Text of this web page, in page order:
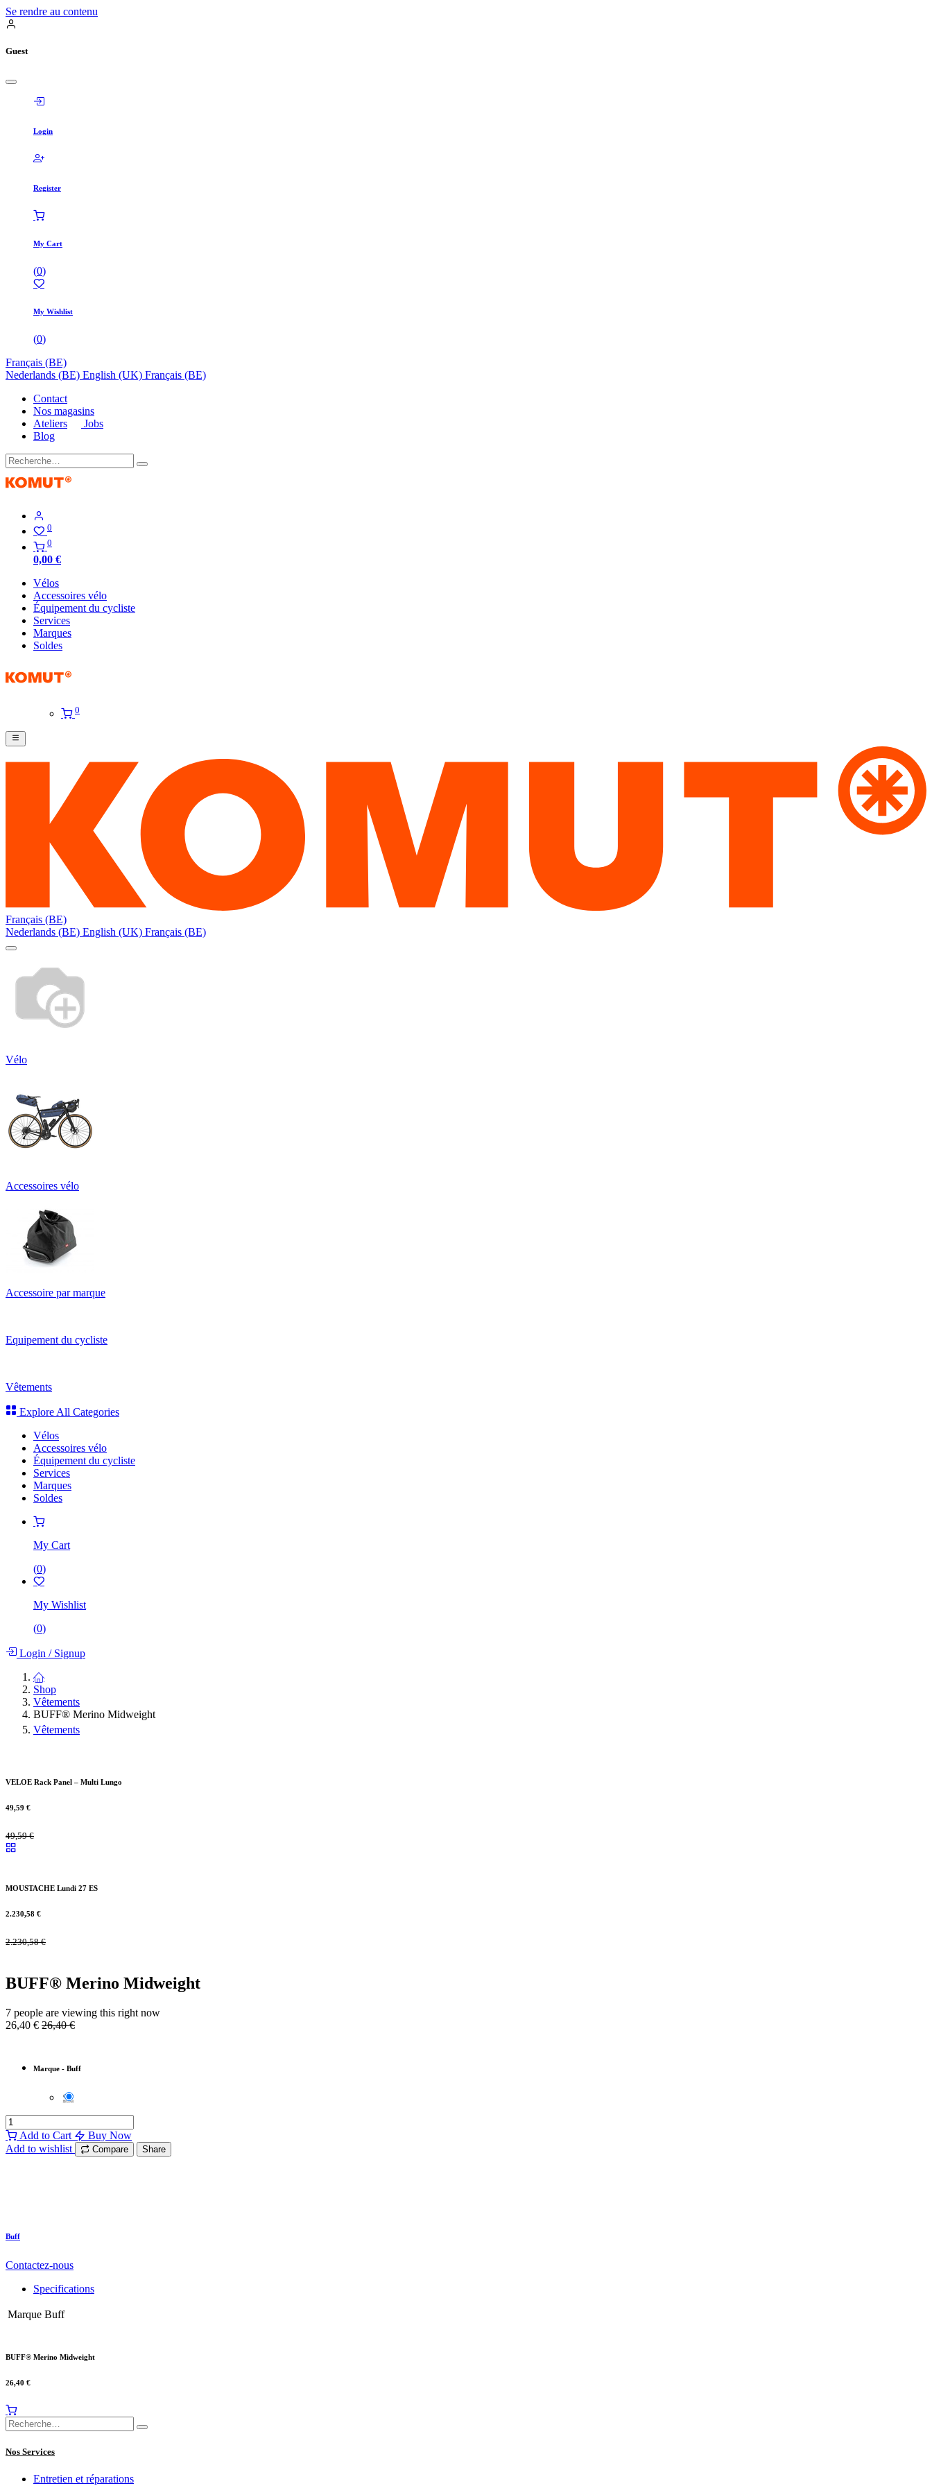
Se rendre au contenu
Guest
Login
Register
My Cart
(0)
My Wishlist
(0)
Français (BE)
Nederlands (BE) English (UK) Français (BE)
Contact
Nos magasins
Ateliers
Jobs
Blog
0
0
0,00 €
Vélos
Accessoires vélo
Équipement du cycliste
Services
Marques
Soldes
0
Français (BE)
Nederlands (BE) English (UK) Français (BE)
Vélo
Accessoires vélo
Accessoire par marque
Equipement du cycliste
Vêtements
Explore All Categories
Vélos
Accessoires vélo
Équipement du cycliste
Services
Marques
Soldes
My Cart
(0)
My Wishlist
(0)
Login /Signup
Shop
Vêtements
BUFF® Merino Midweight
Vêtements
VELOE Rack Panel – Multi Lungo
49,59 €
49,59€
MOUSTACHE Lundi 27 ES
2.230,58 €
2.230,58€
BUFF® Merino Midweight
7 people are viewing this right now
26,40 € 26,40€
Marque - Buff
Add to Cart
Buy Now
Add to wishlist
Compare Share
Buff
Contactez-nous
Specifications
Marque Buff
BUFF® Merino Midweight
26,40 €
Nos Services
Entretien et réparations